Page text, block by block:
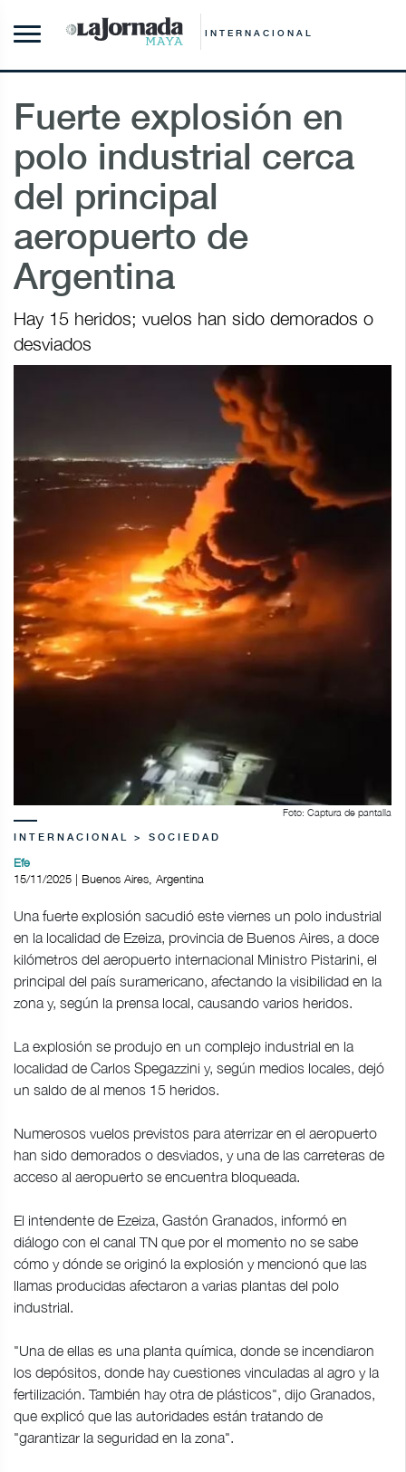
INTERNACIONAL
Fuerte explosión en
polo industrial cerca
del principal
aeropuerto de
Argentina
Hay 15 heridos; vuelos han sido demorados o
desviados
Foto: Captura de pantalla
INTERNACIONAL > SOCIEDAD
Efe
15/11/2025 | Buenos Aires, Argentina
Una fuerte explosión sacudió este viernes un polo industrial
en la localidad de Ezeiza, provincia de Buenos Aires, a doce
kilómetros del aeropuerto internacional Ministro Pistarini, el
principal del país suramericano, afectando la visibilidad en la
zona y, según la prensa local, causando varios heridos.
La explosión se produjo en un complejo industrial en la
localidad de Carlos Spegazzini y, según medios locales, dejó
un saldo de al menos 15 heridos.
Numerosos vuelos previstos para aterrizar en el aeropuerto
han sido demorados o desviados, y una de las carreteras de
acceso al aeropuerto se encuentra bloqueada.
El intendente de Ezeiza, Gastón Granados, informó en
diálogo con el canal TN que por el momento no se sabe
cómo y dónde se originó la explosión y mencionó que las
llamas producidas afectaron a varias plantas del polo
industrial.
"Una de ellas es una planta química, donde se incendiaron
los depósitos, donde hay cuestiones vinculadas al agro y la
fertilización. También hay otra de plásticos", dijo Granados,
que explicó que las autoridades están tratando de
"garantizar la seguridad en la zona".